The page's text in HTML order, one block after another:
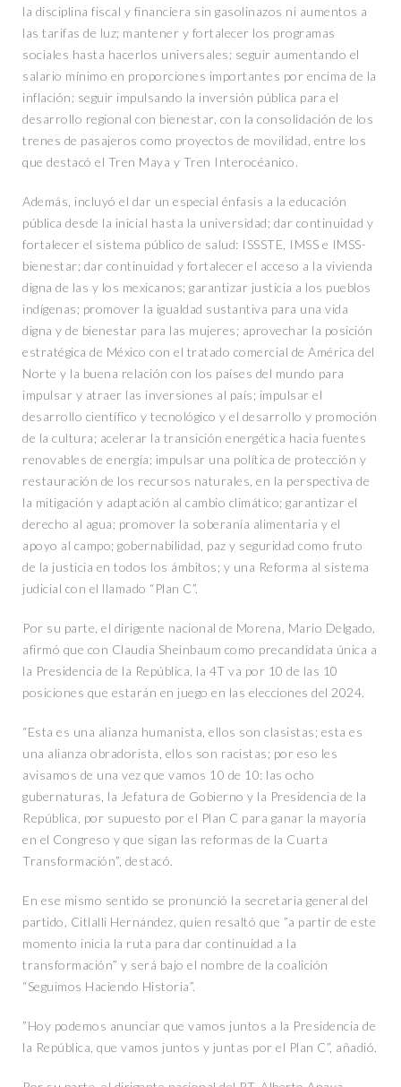
la disciplina fiscal y financiera sin gasolinazos ni aumentos a
las tarifas de luz; mantener y fortalecer los programas
sociales hasta hacerlos universales; seguir aumentando el
salario mínimo en proporciones importantes por encima de la
inflación; seguir impulsando la inversión pública para el
desarrollo regional con bienestar, con la consolidación de los
trenes de pasajeros como proyectos de movilidad, entre los
que destacó el Tren Maya y Tren Interocéanico.
Además, incluyó el dar un especial énfasis a la educación
pública desde la inicial hasta la universidad; dar continuidad y
fortalecer el sistema público de salud: ISSSTE, IMSS e IMSS-
bienestar; dar continuidad y fortalecer el acceso a la vivienda
digna de las y los mexicanos; garantizar justicia a los pueblos
indígenas; promover la igualdad sustantiva para una vida
digna y de bienestar para las mujeres; aprovechar la posición
estratégica de México con el tratado comercial de América del
Norte y la buena relación con los países del mundo para
impulsar y atraer las inversiones al país; impulsar el
desarrollo científico y tecnológico y el desarrollo y promoción
de la cultura; acelerar la transición energética hacia fuentes
renovables de energía; impulsar una política de protección y
restauración de los recursos naturales, en la perspectiva de
la mitigación y adaptación al cambio climático; garantizar el
derecho al agua; promover la soberanía alimentaria y el
apoyo al campo; gobernabilidad, paz y seguridad como fruto
de la justicia en todos los ámbitos; y una Reforma al sistema
judicial con el llamado “Plan C”.
Por su parte, el dirigente nacional de Morena, Mario Delgado,
afirmó que con Claudia Sheinbaum como precandidata única a
la Presidencia de la República, la 4T va por 10 de las 10
posiciones que estarán en juego en las elecciones del 2024.
“Esta es una alianza humanista, ellos son clasistas; esta es
una alianza obradorista, ellos son racistas; por eso les
avisamos de una vez que vamos 10 de 10: las ocho
gubernaturas, la Jefatura de Gobierno y la Presidencia de la
República, por supuesto por el Plan C para ganar la mayoría
en el Congreso y que sigan las reformas de la Cuarta
Transformación”, destacó.
En ese mismo sentido se pronunció la secretaria general del
partido, Citlalli Hernández, quien resaltó que ”a partir de este
momento inicia la ruta para dar continuidad a la
transformación” y será bajo el nombre de la coalición
“Seguimos Haciendo Historia”.
”Hoy podemos anunciar que vamos juntos a la Presidencia de
la República, que vamos juntos y juntas por el Plan C”, añadió.